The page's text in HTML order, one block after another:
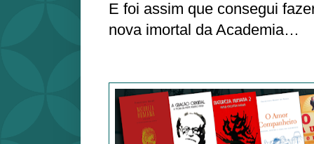
E foi assim que consegui
nova imortal da Academia…